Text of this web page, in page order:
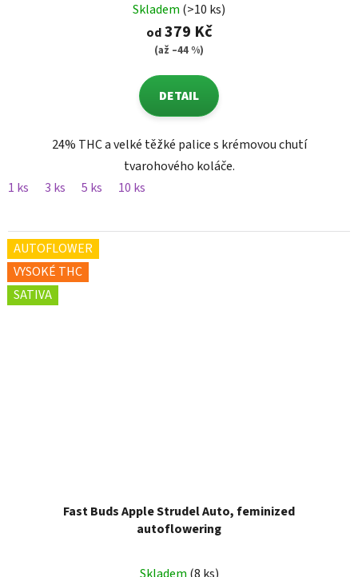
Skladem (>10 ks)
od379 Kč
(až –44 %)
DETAIL
24% THC a velké těžké palice s krémovou chutí
tvarohového koláče.
1 ks
3 ks 5 ks 10 ks
AUTOFLOWER
VYSOKÉ THC
SATIVA
Fast Buds Apple Strudel Auto, feminized
autoflowering